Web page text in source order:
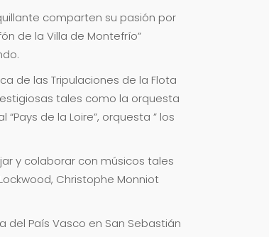
comparten su pasión por
de la Villa de Montefrío”
de las Tripulaciones de la Flota
tales como la orquesta
de la Loire”, orquesta ” los
y colaborar con músicos tales
Christophe Monniot
del País Vasco en San Sebastián